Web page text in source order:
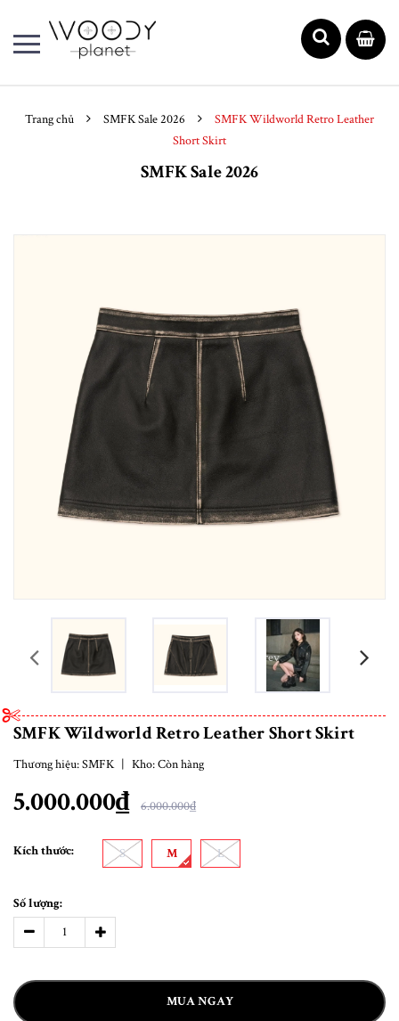
Trang chủ SMFK Sale 2026
SMFK Wildworld Retro Leather
Short Skirt
SMFK Sale 2026
prev
SMFK Wildworld Retro Leather Short Skirt
Thương hiệu:SMFK | Kho:Còn hàng
5.000.000₫ 6.000.000₫
Kích thước: S M L
Số lượng:
MUA NGAY